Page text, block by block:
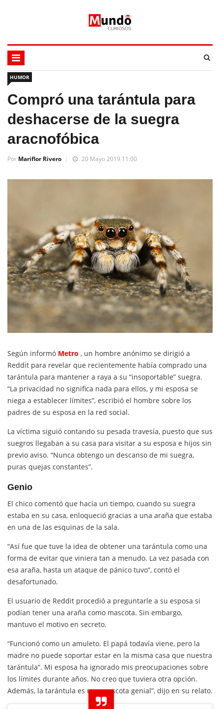
HUMOR
Compró una tarántula para
deshacerse de la suegra
aracnofóbica
Por Mariflor Rivero 20 Mayo 2019 11:00
Según informó Metro , un hombre anónimo se dirigió a
Reddit para revelar que recientemente había comprado una
tarántula para mantener a raya a su “insoportable” suegra.
“La privacidad no significa nada para ellos, y mi esposa se
niega a establecer límites”, escribió el hombre sobre los
padres de su esposa en la red social.
La víctima siguió contando su pesada travesía, puesto que sus
suegros llegaban a su casa para visitar a su esposa e hijos sin
previo aviso. “Nunca obtengo un descanso de mi suegra,
puras quejas constantes”.
Genio
El chico comentó que hacía un tiempo, cuando su suegra
estaba en su casa, enloqueció gracias a una araña que estaba
en una de las esquinas de la sala.
“Así fue que tuve la idea de obtener una tarántula como una
forma de evitar que viniera tan a menudo. La vez pasada con
esa araña, hasta un ataque de pánico tuvo”, contó el
desafortunado.
El usuario de Reddit procedió a preguntarle a su esposa si
podían tener una araña como mascota. Sin embargo,
mantuvo el motivo en secreto.
“Funcionó como un amuleto. El papá todavía viene, pero la
madre no puede soportar estar en la misma casa que nuestra
tarántula”. Mi esposa ha ignorado mis preocupaciones sobre
los límites durante años. No creo que tuviera otra opción.
Además, la tarántula es una mascota genial”, dijo en su relato.